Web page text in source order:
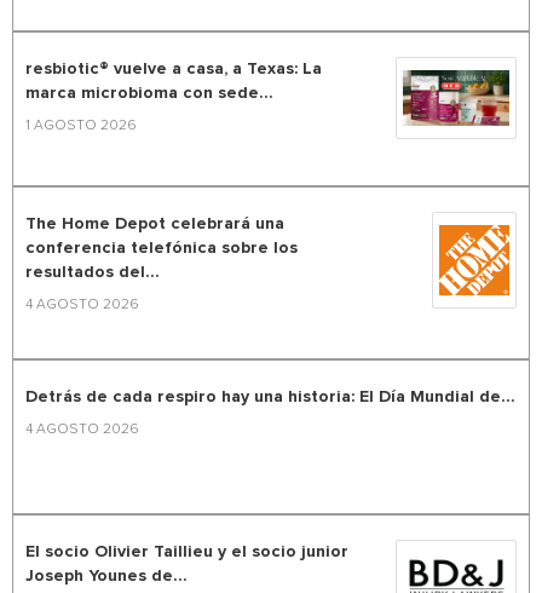
resbiotic® vuelve a casa, a Texas: La
marca microbioma con sede...
1 AGOSTO 2026
The Home Depot celebrará una
conferencia telefónica sobre los
resultados del...
4 AGOSTO 2026
Detrás de cada respiro hay una historia: El Día Mundial de...
4 AGOSTO 2026
El socio Olivier Taillieu y el socio junior
Joseph Younes de...